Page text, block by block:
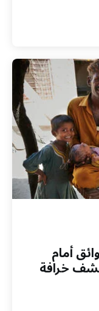
أمام
كشف خرافة